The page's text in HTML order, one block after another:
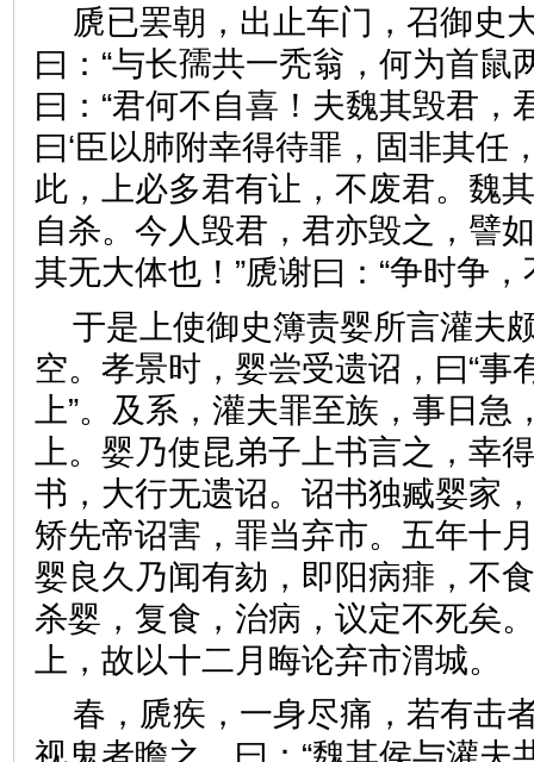
虒已罢朝，出止车门，召御史
曰：“与长孺共一秃翁，何为首鼠
曰：“君何不自喜！夫魏其毁君，
曰‘臣以肺附幸得待罪，固非其任
此，上必多君有让，不废君。魏
自杀。今人毁君，君亦毁之，譬
其无大体也！”虒谢曰：“争时
于是上使御史簿责婴所言灌夫
空。孝景时，婴尝受遗诏，曰“事
上”。及系，灌夫罪至族，事日
上。婴乃使昆弟子上书言之，幸
书，大行无遗诏。诏书独臧婴家
矫先帝诏害，罪当弃市。五年十
婴良久乃闻有劾，即阳病痱，不
杀婴，复食，治病，议定不死矣
上，故以十二月晦论弃市渭
春，虒疾，一身尽痛，若有击